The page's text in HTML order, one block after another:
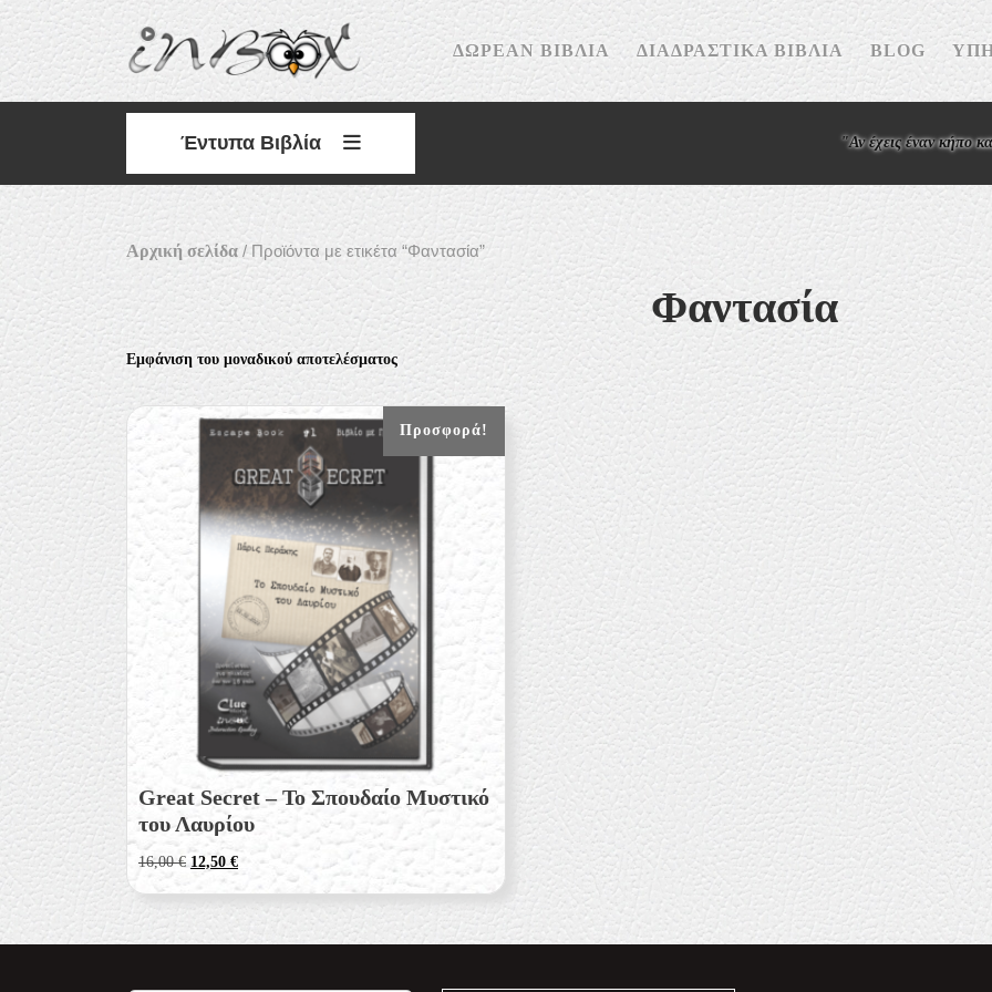
Skip
content
ΔΩΡΕΆΝ ΒΙΒΛΊΑ ΔΙΑΔΡΑΣΤΙΚΆ ΒΙΒΛΊΑ BLOG
Έντυπα Βιβλία "Αν έχεις έναν κήπο και
Αρχική σελίδα / Προϊόντα με ετικέτα “Φαντασία”
Φαντασία
Εμφάνιση του μοναδικού αποτελέσματος
Προσφορά!
Great Secret – Το Σπουδαίο Μυστικό
του Λαυρίου
16,00€ Original
16,00 €.
12,50 €Η
τρέχουσα
είναι:
12,50 €.